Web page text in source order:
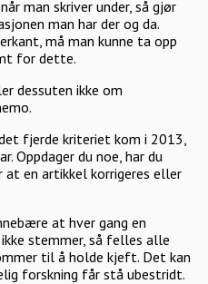
man skriver under, så gjør
man har der og da.
må man kunne ta opp
for dette.
dessuten ikke om
fjerde kriteriet kom i 2013,
Oppdager du noe, har du
en artikkel korrigeres eller
at hver gang en
stemmer, så felles alle
til å holde kjeft. Det kan
forskning får stå ubestridt.